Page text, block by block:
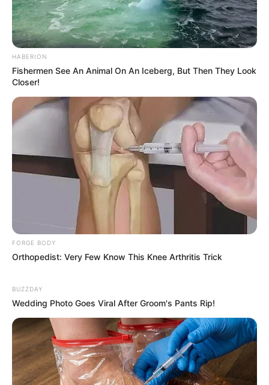
HABERION
Fishermen See An Animal On An Iceberg, But Then They Look
Closer!
FORGE BODY
Orthopedist: Very Few Know This Knee Arthritis Trick
BUZZDAY
Wedding Photo Goes Viral After Groom's Pants Rip!